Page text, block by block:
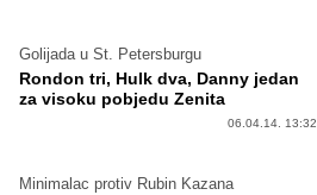
Golijada u St. Petersburgu
Rondon tri, Hulk dva, Danny jedan
za visoku pobjedu Zenita
06.04.14. 13:32
Minimalac protiv Rubin Kazana